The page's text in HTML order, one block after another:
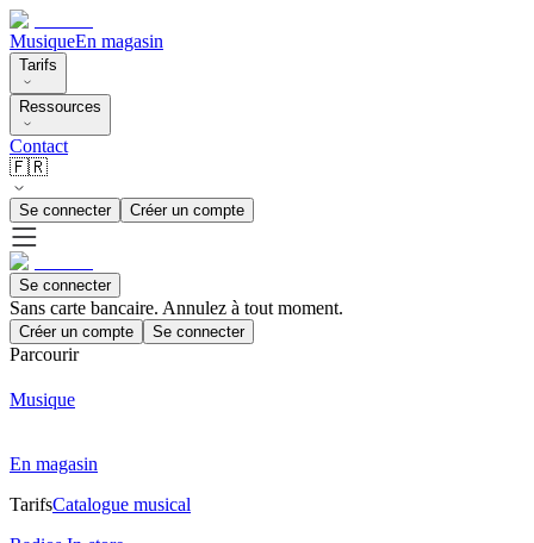
MusiqueEn magasin
Tarifs
Ressources
Contact
🇫🇷
Se connecter Créer un compte
Se connecter
Sans carte bancaire. Annulez à tout moment.
Créer un compte Se connecter
Parcourir
Musique
En magasin
TarifsCatalogue musical